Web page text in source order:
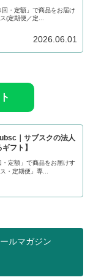
・定額」で商品をお届け
(定期便／定...
2026.06.01
｜サブスクの法人
フト】
定額」で商品をお届けす
・定期便」専...
ルマガジン